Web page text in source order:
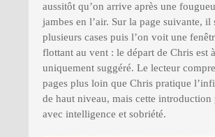
aussitôt qu’on arrive après une
jambes en l’air. Sur la page suivante, il
plusieurs cases puis l’on voit une
flottant au vent : le départ de Chris est
uniquement suggéré. Le lecteur
pages plus loin que Chris pratique
de haut niveau, mais cette introduction
avec intelligence et sobriété.